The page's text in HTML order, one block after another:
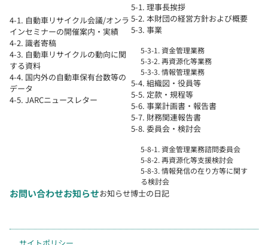
4-1. 自動車リサイクル会議/オンラ
インセミナーの開催案内・実績
4-2. 識者寄稿
4-3. 自動車リサイクルの動向に関
する資料
4-4. 国内外の自動車保有台数等の
データ
4-5. JARCニュースレター
5-1. 理事長挨拶
5-2. 本財団の経営方針および概要
5-3. 事業
5-3-1. 資金管理業務
5-3-2. 再資源化等業務
5-3-3. 情報管理業務
5-4. 組織図・役員等
5-5. 定款・規程等
5-6. 事業計画書・報告書
5-7. 財務関連報告書
5-8. 委員会・検討会
5-8-1. 資金管理業務諮問委員会
5-8-2. 再資源化等支援検討会
5-8-3. 情報発信の在り方等に関す
る検討会
お問い合わせお知らせお知らせ博士の日記